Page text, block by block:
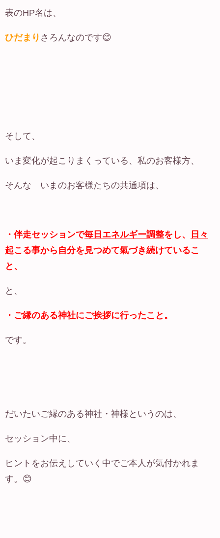
表のHP名は、
ひだまり さろんなのです😊
そして、
いま変化が起こりまくっている、私のお客様方、
そんな いまのお客様たちの共通項は、
・伴走セッションで毎日エネルギー調整をし、
日々
起こる事から自分を見つめて氣づき続けているこ
と、
と、
・ご縁のある神社にご挨拶に行ったこと。
です。
だいたいご縁のある神社・神様というのは、
セッション中に、
ヒントをお伝えしていく中でご本人が気付かれま
す。😊